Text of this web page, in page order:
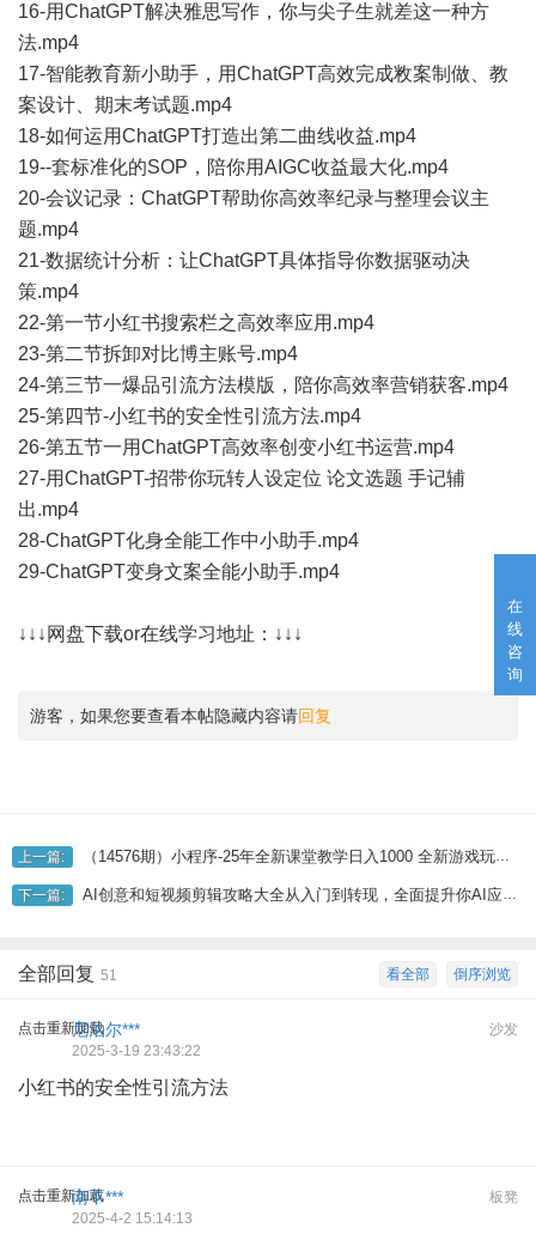
在
线
咨
询
16-用ChatGPT解决雅思写作，你与尖子生就差这一种方
法.mp4
17-智能教育新小助手，用ChatGPT高效完成敉案制做、教
案设计、期末考试题.mp4
18-如何运用ChatGPT打造出第二曲线收益.mp4
19--套标准化的SOP，陪你用AIGC收益最大化.mp4
20-会议记录：ChatGPT帮助你高效率纪录与整理会议主
题.mp4
21-数据统计分析：让ChatGPT具体指导你数据驱动决
策.mp4
22-第一节小红书搜索栏之高效率应用.mp4
23-第二节拆卸对比博主账号.mp4
24-第三节一爆品引流方法模版，陪你高效率营销获客.mp4
25-第四节-小红书的安全性引流方法.mp4
26-第五节一用ChatGPT高效率创变小红书运营.mp4
27-用ChatGPT-招带你玩转人设定位 论文选题 手记辅
出.mp4
28-ChatGPT化身全能工作中小助手.mp4
29-ChatGPT变身文案全能小助手.mp4
↓↓↓网盘下载or在线学习地址：↓↓↓
游客，如果您要查看本帖隐藏内容请回复
上一篇: （14576期）小程序-25年全新课堂教学日入1000 全新游戏玩法--单手机即可操作，做也...
下一篇: AI创意和短视频剪辑攻略大全从入门到转现，全面提升你AI应用和视频编辑水平
倒序浏览
看全部
全部回复 51
点击重新加载 沙发
尼泊尔***
2025-3-19 23:43:22
小红书的安全性引流方法
点击重新加载 板凳
南不***
2025-4-2 15:14:13